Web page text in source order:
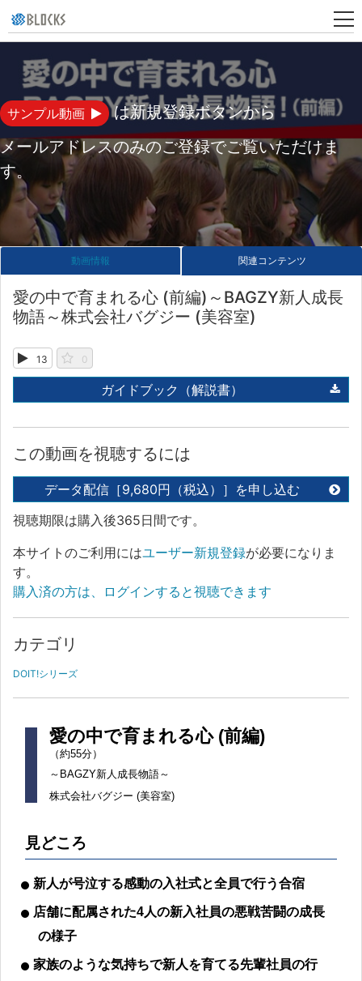
録
サンプル動画
は新規登録ボタンから
メールアドレスのみのご登録でご覧いただけま
す。
動画情報 関連コンテンツ
愛の中で育まれる心 (前編)～BAGZY新人成長
物語～株式会社バグジー (美容室)
13 0
ガイドブック（解説書）
この動画を視聴するには
データ配信［9,680円（税込）］を申し込む
視聴期限は購入後365日間です。
本サイトのご利用にはユーザー新規登録が必要になりま
す。
購入済の方は、ログインすると視聴できます
カテゴリ
DOIT!シリーズ
愛の中で育まれる心 (前編)
（約55分）
～BAGZY新人成長物語～
株式会社バグジー (美容室)
見どころ
新人が号泣する感動の入社式と全員で行う合宿
店舗に配属された4人の新入社員の悪戦苦闘の成長
の様子
家族のような気持ちで新人を育てる先輩社員の行